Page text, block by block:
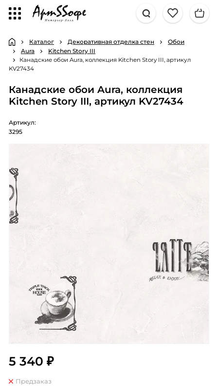
Каталог Декоративная отделка стен
Обои
Aura
Kitchen Story III
Канадские обои Aura, коллекция Kitchen Story III, артикул
KV27434
Канадские обои Aura, коллекция
Kitchen Story III, артикул KV27434
Артикул:
3295
5 340 ₽
Предзаказ